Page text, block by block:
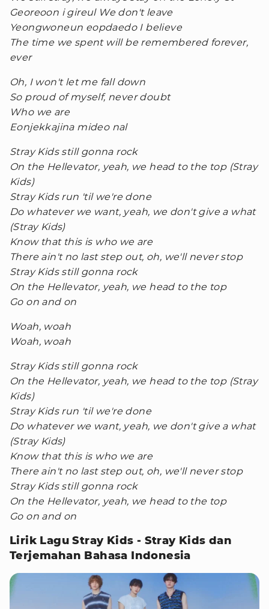
Georeoon i gireul We don't leave
Yeongwoneun eopdaedo I believe
The time we spent will be remembered forever,
ever
Oh, I won't let me fall down
So proud of myself, never doubt
Who we are
Eonjekkajina mideo nal
Stray Kids still gonna rock
On the Hellevator, yeah, we head to the top (Stray
Kids)
Stray Kids run 'til we're done
Do whatever we want, yeah, we don't give a what
(Stray Kids)
Know that this is who we are
There ain't no last step out, oh, we'll never stop
Stray Kids still gonna rock
On the Hellevator, yeah, we head to the top
Go on and on
Woah, woah
Woah, woah
Stray Kids still gonna rock
On the Hellevator, yeah, we head to the top (Stray
Kids)
Stray Kids run 'til we're done
Do whatever we want, yeah, we don't give a what
(Stray Kids)
Know that this is who we are
There ain't no last step out, oh, we'll never stop
Stray Kids still gonna rock
On the Hellevator, yeah, we head to the top
Go on and on
Lirik Lagu Stray Kids - Stray Kids dan
Terjemahan Bahasa Indonesia